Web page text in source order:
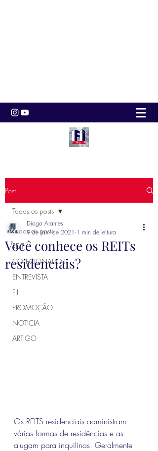
Post
Todos os posts
REIT
COLECIONADOR
ENTREVISTA
FII
PROMOÇÃO
NOTICIA
ARTIGO
Todos os posts
Você conhece os REITs
residenciais?
Diogo Arantes
9 de jan. de 2021 1 min de leitura
Os REITS residenciais administram
várias formas de residências e as
alugam para inquilinos. Geralmente